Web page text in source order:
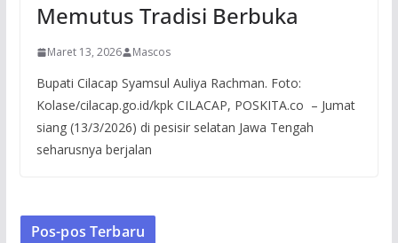
Memutus Tradisi Berbuka
Maret 13, 2026 Mascos
Bupati Cilacap Syamsul Auliya Rachman. Foto:
Kolase/cilacap.go.id/kpk CILACAP, POSKITA.co – Jumat
siang (13/3/2026) di pesisir selatan Jawa Tengah
seharusnya berjalan
Pos-pos Terbaru